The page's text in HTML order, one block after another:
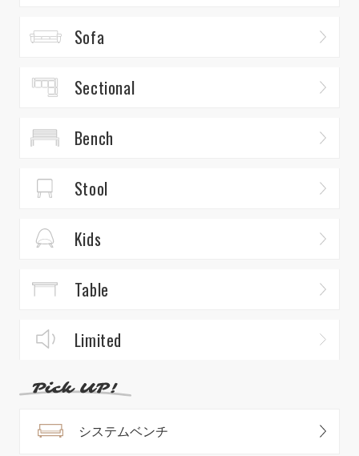
Sofa
Sectional
Bench
Stool
Kids
Table
Limited
システムベンチ